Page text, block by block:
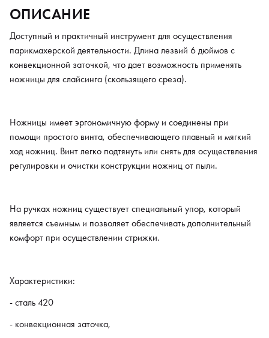
является съемным и позволяет обеспечивать дополнительный
комфорт при осуществлении стрижки.
Характеристики:
- сталь 420
- простой винт,
- съемный упор,
- полированные,
- 6"
ОПИСАНИЕ
Доступный и практичный инструмент для осуществления
парикмахерской деятельности. Длина лезвий 6 дюймов c
конвекционной заточкой, что дает возможность применять
ножницы для слайсинга (скользящего среза).
Ножницы имеет эргономичную форму и соединены при
помощи простого винта, обеспечивающего плавный и мягкий
ход ножниц. Винт легко подтянуть или снять для осуществления
регулировки и очистки конструкции ножниц от пыли.
На ручках ножниц существует специальный упор, который
является съемным и позволяет обеспечивать дополнительный
комфорт при осуществлении стрижки.
Характеристики:
- сталь 420
- конвекционная заточка,